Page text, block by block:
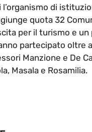
l’organismo di
quota 32
per il turismo e un
partecipato oltre
Manzione e De
Masala e Rosamilia.